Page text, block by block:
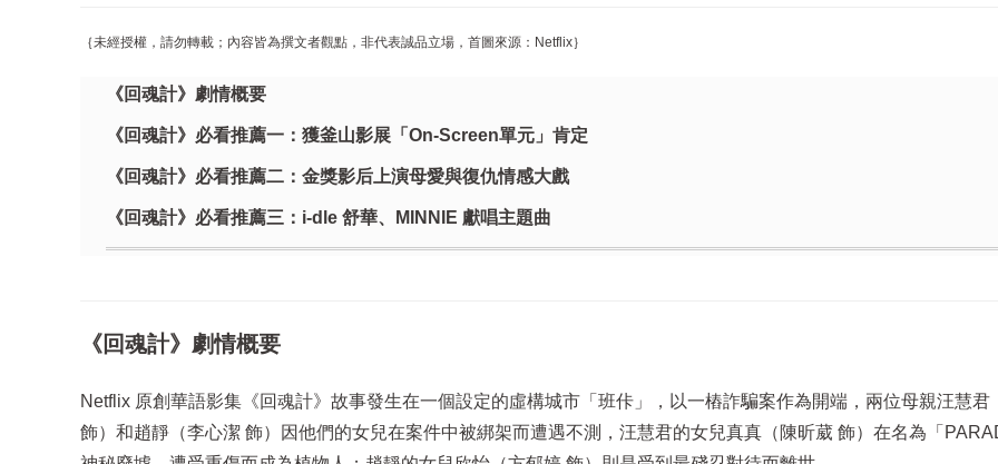
｛未經授權，請勿轉載；內容皆為撰文者觀點，非代表誠品立場，首圖來源：Netflix｝
《回魂計》劇情概要
《回魂計》必看推薦一：獲釜山影展「On-Screen單元」肯定
《回魂計》必看推薦二：金獎影后上演母愛與復仇情感大戲
《回魂計》必看推薦三：i-dle 舒華、MINNIE 獻唱主題曲
《回魂計》劇情概要
Netflix 原創華語影集《回魂計》故事發生在一個設定的虛構城市「班佧」，以一樁詐騙案作為開端，兩位母親汪慧君
飾）和趙靜（李心潔 飾）因他們的女兒在案件中被綁架而遭遇不測，汪慧君的女兒真真（陳昕葳 飾）在名為「